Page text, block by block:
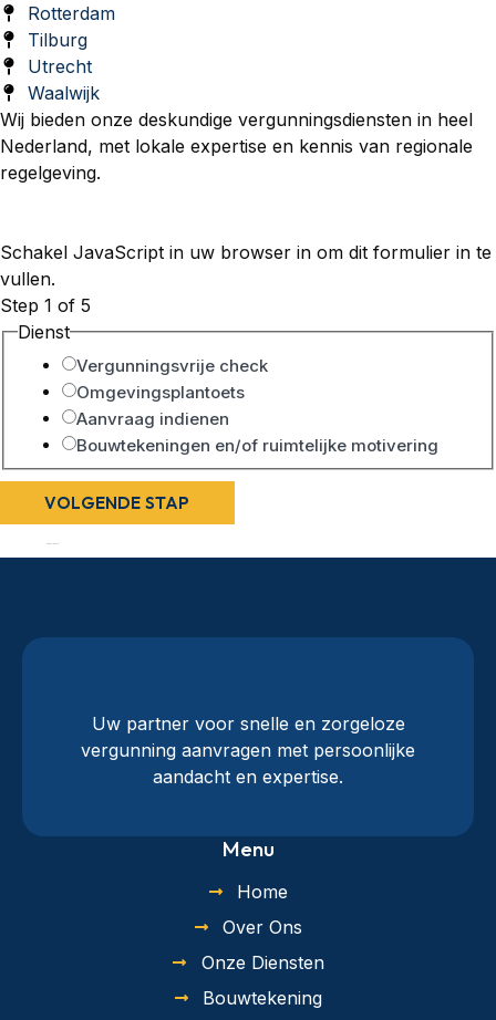
Rotterdam
Tilburg
Utrecht
Waalwijk
Wij bieden onze deskundige vergunningsdiensten in heel
Nederland, met lokale expertise en kennis van regionale
regelgeving.
Schakel JavaScript in uw browser in om dit formulier in te
vullen.
Step 1 of 5
van
Voor-
Dienst
Vergunningsvrije check
Omgevingsplantoets
Aanvraag indienen
Bouwtekeningen en/of ruimtelijke motivering
VOLGENDE STAP
Uw partner voor snelle en zorgeloze
vergunning aanvragen met persoonlijke
aandacht en expertise.
Menu
Home
Over Ons
Onze Diensten
Bouwtekening